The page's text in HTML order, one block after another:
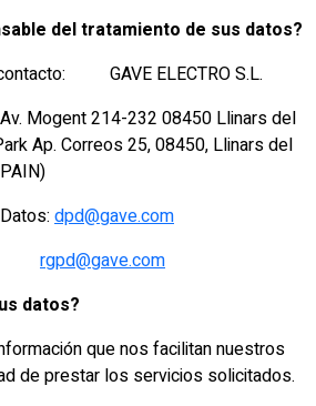
del tratamiento de sus datos?
GAVE ELECTRO S.L.
Mogent 214-232 08450 Llinars del
Ap. Correos 25, 08450, Llinars del
dpd@gave.com
rgpd@gave.com
datos?
que nos facilitan nuestros
de prestar los servicios solicitados.